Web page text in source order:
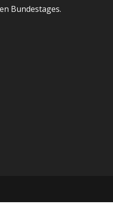
Bundestages.